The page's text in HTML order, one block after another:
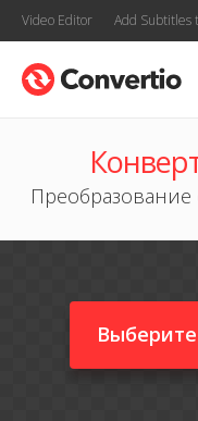
Video Editor Add Subtitles